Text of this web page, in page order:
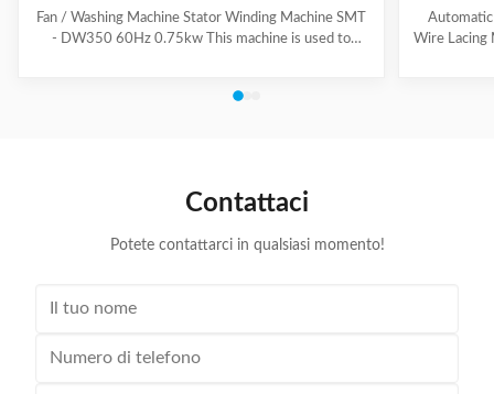
elevato DW350
Fan / Washing Machine Stator Winding Machine SMT
- DW350 60Hz 0.75kw This machine is used to
the necessary data. With easy and convenient tooling
motor.Horizontal Winding Inserting
Automatic
Wire Lacing
Contattaci
Potete contattarci in qualsiasi momento!